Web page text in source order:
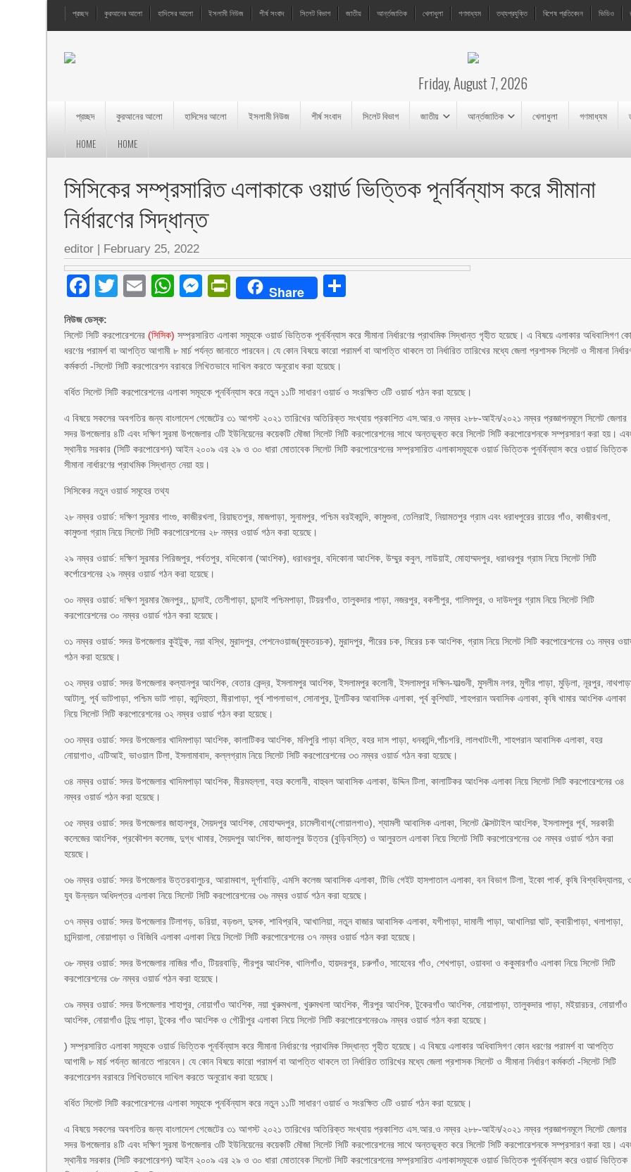
প্রচ্ছদ কুরআনের আলো হাদিসের আলো ইসলামী নিউজ শীর্ষ সংবাদ সিলেট বিভাগ জাতীয় আর্ন্তজাতিক খেলাধুলা গণমাধ্যম তথ্যপ্রযুক্তি বিশেষ প্রতিবেদন ভিডিও
Friday, August 7, 2026
প্রচ্ছদ কুরআনের আলো হাদিসের আলো ইসলামী নিউজ শীর্ষ সংবাদ সিলেট বিভাগ জাতীয় আর্ন্তজাতিক খেলাধুলা গণমাধ্যম
HOME
HOME
সিসিকের সম্প্রসারিত এলাকাকে ওয়ার্ড ভিত্তিক পূনর্বিন্যাস করে সীমানা
নির্ধারণের সিদ্ধান্ত
editor | February 25, 2022
Facebook
Twitter
EmailWhatsApp
Messenger
PrintFriendly
Share
নিউজ ডেস্ক:
সিলেট সিটি করপোরেশনের(সিসিক) সম্প্রসারিত এলাকা সমূহকে ওয়ার্ড ভিত্তিক পূনর্বিন্যাস করে সীমানা নির্ধারণের প্রাথমিক সিদ্ধান্ত গৃহীত হয়েছে। এ বিষয়ে এলাকার অধিবাসিগণ
ধরণের পরামর্শ বা আপত্তি আগামী ৮ মার্চ পর্যন্ত জানাতে পারবেন। যে কোন বিষয়ে কারো পরামর্শ বা আপত্তি থাকলে তা নির্ধারিত তারিখের মধ্যে জেলা প্রশাসক সিলেট ও সীমানা
কর্মকর্তা -সিলেট সিটি করপোরেশন বরাবরে লিখিতভাবে দাখিল করতে অনুরোধ করা হয়েছে।
বর্ধিত সিলেট সিটি করপোরেশনের এলাকা সমূহকে পূনর্বিন্যাস করে নতুন ১১টি সাধারণ ওয়ার্ড ও সংরক্ষিত ৩টি ওয়ার্ড গঠন করা হয়েছে।
এ বিষয়ে সকলের অবগতির জন্য বাংলাদেশ গেজেটের ৩১ আগস্ট ২০২১ তারিখের অতিরিক্ত সংখ্যায় প্রকাশিত এস.আর.ও নম্বর ২৮৮-আইন/২০২১ নম্বর প্রজ্ঞাপনমূলে সিলেট জেলার
সদর উপজেলার ৪টি এবং দক্ষিণ সুরমা উপজেলার ৩টি ইউনিয়েনের কয়েকটি মৌজা সিলেট সিটি করপোরেশনের সাথে অন্তভূক্ত করে সিলেট সিটি করপোরেশনকে সম্প্রসারণ করা হয়।
স্থানীয় সরকার (সিটি করপোরেশন) আইন ২০০৯ এর ২৯ ও ৩০ ধারা মোতাবেক সিলেট সিটি করপোরেশনের সম্প্রসারিত এলাকাসমূহকে ওয়ার্ড ভিত্তিক পুনর্বিন্যাস করে ওয়ার্ড ভিত্তিক
সীমানা নার্ধারণের প্রাথমিক সিদ্ধান্ত নেয়া হয়।
সিসিকের নতুন ওয়ার্ড সমূহের তথ্য
২৮ নম্বর ওয়ার্ড: দক্ষিণ সুরমার গাংগু, কাজীরখলা, রিয়াছতপুর, মাজপাড়া, সুনামপুর, পশ্চিম বরইকান্দি, কামুশুনা, তেলিরাই, নিয়ামতপুর গ্রাম এবং ধরাধপুরের রায়ের গাঁও, কাজীরখলা,
কামুশুনা গ্রাম নিয়ে সিলেট সিটি করপোরেশনের ২৮ নম্বর ওয়ার্ড গঠন করা হয়েছে।
২৯ নম্বর ওয়ার্ড: দক্ষিণ সুরমার পিরিজপুর, পর্বতপুর, বদিকোনা (আংশিক), ধরাধরপুর, বদিকোনা আংশিক, উম্মুর কবুল, লাউয়াই, মোহাম্মদপুর, ধরাধরপুর গ্রাম নিয়ে সিলেট সিটি
কর্পোরেশনের ২৯ নম্বর ওয়ার্ড গঠন করা হয়েছে।
৩০ নম্বর ওয়ার্ড: দক্ষিণ সুরমার জৈনপুর,, চান্দাই, তেলীপাড়া, চান্দাই পশ্চিমপাড়া, টিয়রগাঁও, তালুকদার পাড়া, নজরপুর, বকশীপুর, গালিমপুর, ও দাউদপুর গ্রাম নিয়ে সিলেট সিটি
করপোরেশনের ৩০ নম্বর ওয়ার্ড গঠন করা হয়েছে।
৩১ নম্বর ওয়ার্ড: সদর উপজেলার কুইটুক, নয়া বস্থি, মুরাদপুর, পেশনেওয়াজ(মুক্তরচক), মুরাদপুর, পীরের চক, মিরের চক আংশিক, গ্রাম নিয়ে সিলেট সিটি করপোরেশনের ৩১ নম্বর
গঠন করা হয়েছে।
৩২ নম্বর ওয়ার্ড: সদর উপজেলার কল্যানপুর আংশিক, বেতার কেন্দ্র, ইসলামপুর আংশিক, ইসলামপুর কলোনী, ইসলামপুর দক্ষিন-ফাল্গুনী, মুসলীম নগর, মুগীর পাড়া, মুড়িলা, নূরপুর,
আটালু, পূর্ব ভাটপাড়া, পশ্চিম ভাট পাড়া, কান্দিহুতা, মীরাপাড়া, পূর্ব শাপলাভাগ, সোনাপুর, টুলটিকর আবাসিক এলাকা, পূর্ব কুশিঘাট, শাহপরান অবাসিক এলাকা, কৃষি খামার আংশিক এলাকা
নিয়ে সিলেট সিটি করপোরেশনের ৩২ নম্বর ওয়ার্ড গঠন করা হয়েছে।
৩৩ নম্বর ওয়ার্ড: সদর উপজেলার খাদিমপাড়া আংশিক, কালাটিকর আংশিক, মনিপুরি পাড়া বস্তি, বহর দাস পাড়া, ধনকান্দি,পাঁচগরি, লালখাটংগী, শাহপরান আবাসিক এলাকা, বহর
নোয়াগাও, এটিআই, ভাওয়াল টিলা, ইসলামাবাদ, কল্লগ্রাম নিয়ে সিলেট সিটি করপোরেশনের ৩৩ নম্বর ওয়ার্ড গঠন করা হয়েছে।
৩৪ নম্বর ওয়ার্ড: সদর উপজেলার খাদিমপাড়া আংশিক, মীরমহল্লা, বহর কলোনী, বাহুবল আবাসিক এলাকা, উদ্দিন টিলা, কালাটিকর আংশিক এলাকা নিয়ে সিলেট সিটি করপোরেশনের ৩৪
নম্বর ওয়ার্ড গঠন করা হয়েছে।
৩৫ নম্বর ওয়ার্ড: সদর উপজেলার জাহানপুর, সৈয়দপুর আংশিক, মোহাম্মদপুর, চামেলীবাগ(গোয়ালগাও), শ্যামলী আবাসিক এলাকা, সিলেট টেক্সটাইল আংশিক, ইসলামপুর পূর্ব, সরকারী
কলেজের আংশিক, প্রকৌশল কলেজ, দুগ্ধ খামার, সৈয়দপুর আংশিক, জাহানপুর উত্তর (বুড়িবস্তি) ও আলুরতল এলাকা নিয়ে সিলেট সিটি করপোরেশনের ৩৫ নম্বর ওয়ার্ড গঠন করা
হয়েছে।
৩৬ নম্বর ওয়ার্ড: সদর উপজেলার উত্তরবালুচর, আরামবাগ, দূর্গাবাড়ি, এমসি কলেজ আবাসিক এলাকা, টিভি গেইট হাসপাতাল এলাকা, বন বিভাগ টিলা, ইকো পার্ক, কৃষি বিশ্ববিদ্যালয়,
যুব উন্নয়ন অধিদপ্তর এলাকা নিয়ে সিলেট সিটি করপোরেশনের ৩৬ নম্বর ওয়ার্ড গঠন করা হয়েছে।
৩৭ নম্বর ওয়ার্ড: সদর উপজেলার টিলাগড়, ডরিয়া, বড়গুল, দুসক, শাবিপ্রবি, আখালিয়া, নতুন বাজার আবাসিক এলাকা, যগীপাড়া, দামালী পাড়া, আখালিয়া ঘাট, ক্বারীপাড়া, খলাপাড়া,
চান্দিয়ালা, নোয়াপাড়া ও বিজিবি এলাকা এলাকা নিয়ে সিলেট সিটি করপোরেশনের ৩৭ নম্বর ওয়ার্ড গঠন করা হয়েছে।
৩৮ নম্বর ওয়ার্ড: সদর উপজেলার নাজির গাঁও, টিয়রবাড়ি, পীরপুর আংশিক, খালিগাঁও, হায়দরপুর, চরুগাঁও, সাহেবের গাঁও, শেখপাড়া, ওয়াবদা ও ককুমারগাঁও এলাকা নিয়ে সিলেট সিটি
করপোরেশনের ৩৮ নম্বর ওয়ার্ড গঠন করা হয়েছে।
৩৯ নম্বর ওয়ার্ড: সদর উপজেলার শাহাপুর, নোয়াগাঁও আংশিক, নয়া খুরুমখলা, খুরুমখলা আংশিক, পীরপুর আংশিক, টুকেরগাঁও আংশিক, নোয়াপাড়া, তালুকদার পাড়া, মইয়ারচর, নোয়াগাঁও
আংশিক, নোয়াগাঁও হিন্দু পাড়া, টুকের গাঁও আংশিক ও গৌরীপুর এলাকা নিয়ে সিলেট সিটি করপোরেশনের৩৯ নম্বর ওয়ার্ড গঠন করা হয়েছে।
) সম্প্রসারিত এলাকা সমূহকে ওয়ার্ড ভিত্তিক পূনর্বিন্যাস করে সীমানা নির্ধারণের প্রাথমিক সিদ্ধান্ত গৃহীত হয়েছে। এ বিষয়ে এলাকার অধিবাসিগণ কোন ধরণের পরামর্শ বা আপত্তি
আগামী ৮ মার্চ পর্যন্ত জানাতে পারবেন। যে কোন বিষয়ে কারো পরামর্শ বা আপত্তি থাকলে তা নির্ধারিত তারিখের মধ্যে জেলা প্রশাসক সিলেট ও সীমানা নির্ধারণ কর্মকর্তা -সিলেট সিটি
করপোরেশন বরাবরে লিখিতভাবে দাখিল করতে অনুরোধ করা হয়েছে।
বর্ধিত সিলেট সিটি করপোরেশনের এলাকা সমূহকে পূনর্বিন্যাস করে নতুন ১১টি সাধারণ ওয়ার্ড ও সংরক্ষিত ৩টি ওয়ার্ড গঠন করা হয়েছে।
এ বিষয়ে সকলের অবগতির জন্য বাংলাদেশ গেজেটের ৩১ আগস্ট ২০২১ তারিখের অতিরিক্ত সংখ্যায় প্রকাশিত এস.আর.ও নম্বর ২৮৮-আইন/২০২১ নম্বর প্রজ্ঞাপনমূলে সিলেট জেলার
সদর উপজেলার ৪টি এবং দক্ষিণ সুরমা উপজেলার ৩টি ইউনিয়েনের কয়েকটি মৌজা সিলেট সিটি করপোরেশনের সাথে অন্তভূক্ত করে সিলেট সিটি করপোরেশনকে সম্প্রসারণ করা হয়।
স্থানীয় সরকার (সিটি করপোরেশন) আইন ২০০৯ এর ২৯ ও ৩০ ধারা মোতাবেক সিলেট সিটি করপোরেশনের সম্প্রসারিত এলাকাসমূহকে ওয়ার্ড ভিত্তিক পুনর্বিন্যাস করে ওয়ার্ড ভিত্তিক